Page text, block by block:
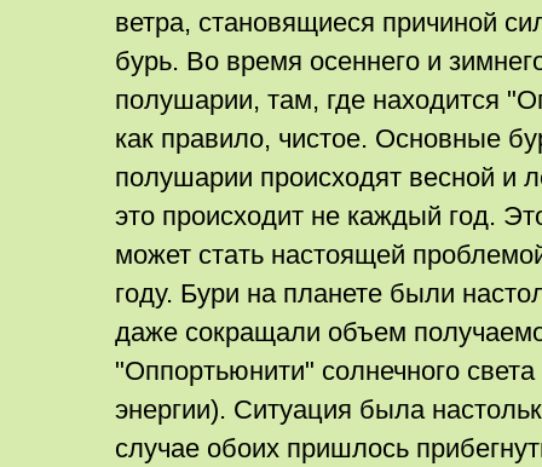
ветра, становящиеся причиной
бурь. Во время осеннего и
полушарии, там, где находится
как правило, чистое. Основные
полушарии происходят весной и
это происходит не каждый год.
может стать настоящей
году. Бури на планете были
даже сокращали объем
"Оппортьюнити" солнечного
энергии). Ситуация была
случае обоих пришлось